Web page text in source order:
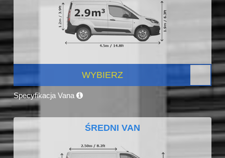
WYBIERZ
Specyfikacja Vana
ŚREDNI VAN